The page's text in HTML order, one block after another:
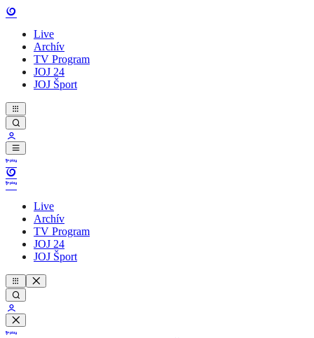
Live
Archív
TV Program
JOJ 24
JOJ Šport
Live
Archív
TV Program
JOJ 24
JOJ Šport